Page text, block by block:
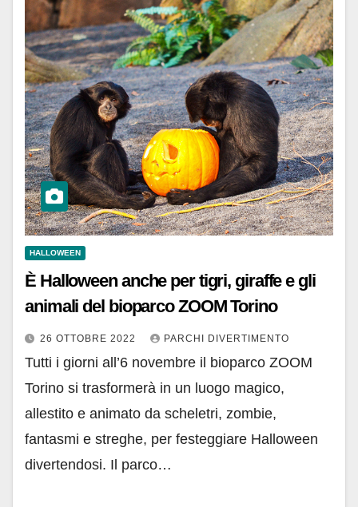
HALLOWEEN
È Halloween anche per tigri, giraffe e gli
animali del bioparco ZOOM Torino
26 OTTOBRE 2022 PARCHI DIVERTIMENTO
Tutti i giorni all’6 novembre il bioparco ZOOM
Torino si trasformerà in un luogo magico,
allestito e animato da scheletri, zombie,
fantasmi e streghe, per festeggiare Halloween
divertendosi. Il parco…